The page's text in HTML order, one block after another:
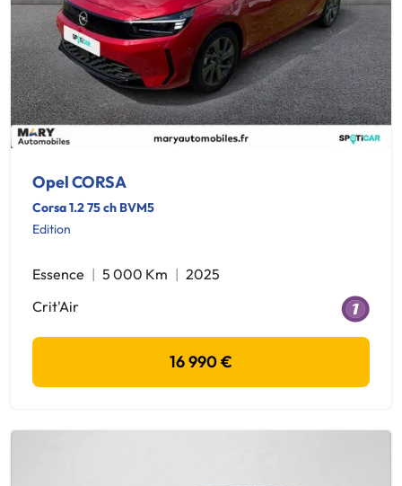
Opel CORSA
Corsa 1.2 75 ch BVM5
Edition
Essence 5 000 Km
2025
Crit'Air
16 990 €